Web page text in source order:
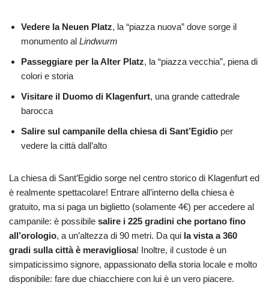
Vedere la Neuen Platz, la “piazza nuova” dove sorge il
monumento al Lindwurm
Passeggiare per la Alter Platz, la “piazza vecchia”, piena di
colori e storia
Visitare il Duomo di Klagenfurt, una grande cattedrale
barocca
Salire sul campanile della chiesa di Sant’Egidio per
vedere la città dall’alto
La chiesa di Sant’Egidio sorge nel centro storico di Klagenfurt ed
è realmente spettacolare! Entrare all’interno della chiesa è
gratuito, ma si paga un biglietto (solamente 4€) per accedere al
campanile: è possibile salire i 225 gradini che portano fino
all’orologio, a un’altezza di 90 metri. Da qui la vista a 360
gradi sulla città è meravigliosa! Inoltre, il custode è un
simpaticissimo signore, appassionato della storia locale e molto
disponibile: fare due chiacchiere con lui è un vero piacere.